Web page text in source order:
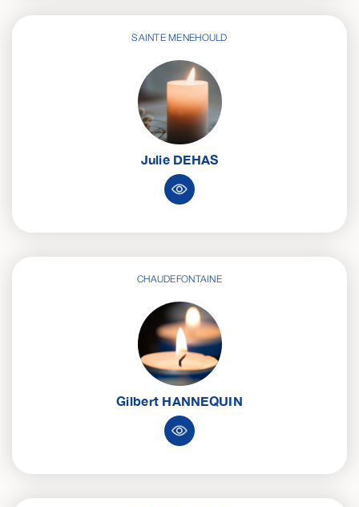
SAINTE MENEHOULD
Julie DEHAS
CHAUDEFONTAINE
Gilbert HANNEQUIN